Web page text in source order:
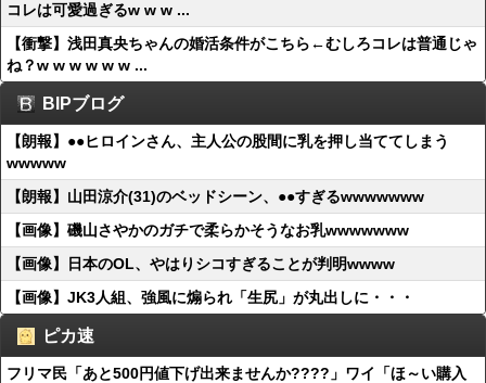
コレは可愛過ぎるw w w ...
【衝撃】浅田真央ちゃんの婚活条件がこちら←むしろコレは普通じゃ
ね？w w w w w w ...
BIPブログ
【朗報】●●ヒロインさん、主人公の股間に乳を押し当ててしまう
wwwww
【朗報】山田涼介(31)のベッドシーン、●●すぎるwwwwwww
【画像】磯山さやかのガチで柔らかそうなお乳wwwwwww
【画像】日本のOL、やはりシコすぎることが判明wwww
【画像】JK3人組、強風に煽られ「生尻」が丸出しに・・・
ピカ速
フリマ民「あと500円値下げ出来ませんか????」ワイ「ほ～い購入